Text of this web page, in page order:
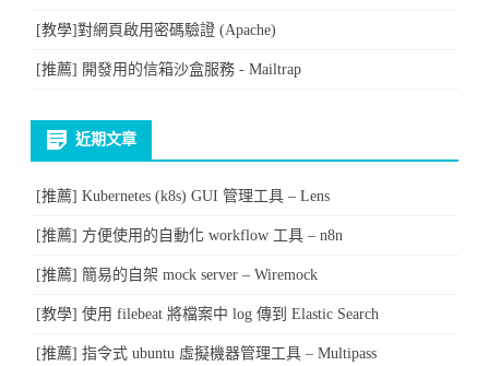
[教學]對網頁啟用密碼驗證 (Apache)
[推薦] 開發用的信箱沙盒服務 - Mailtrap
近期文章
[推薦] Kubernetes (k8s) GUI 管理工具 – Lens
[推薦] 方便使用的自動化 workflow 工具 – n8n
[推薦] 簡易的自架 mock server – Wiremock
[教學] 使用 filebeat 將檔案中 log 傳到 Elastic Search
[推薦] 指令式 ubuntu 虛擬機器管理工具 – Multipass